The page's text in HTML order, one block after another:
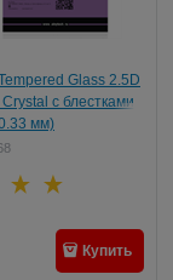
Glass 2.5D
с блестками
мм)
Купить